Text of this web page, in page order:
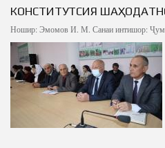
КОНСТИТУТСИЯ
Ношир: Эмомов И. М. Санаи интишор: